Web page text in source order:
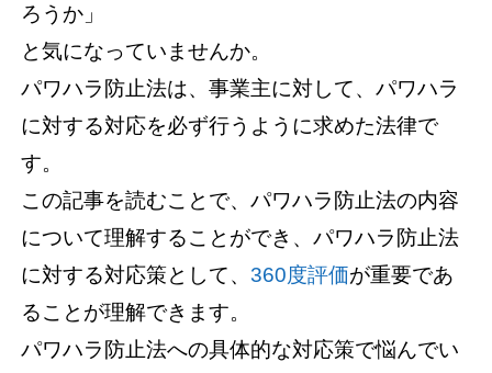
ろうか」
と気になっていませんか。
パワハラ防止法は、事業主に対して、パワハラ
に対する対応を必ず行うように求めた法律で
す。
この記事を読むことで、パワハラ防止法の内容
について理解することができ、パワハラ防止法
に対する対応策として、360度評価が重要であ
ることが理解できます。
パワハラ防止法への具体的な対応策で悩んでい